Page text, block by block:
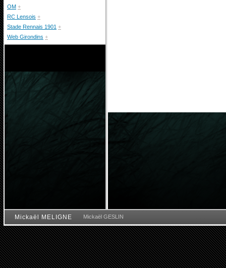
OM +
RC Lensois +
Stade Rennais 1901 +
Web Girondins +
Mickaël MELIGNE Mickaël GESLIN